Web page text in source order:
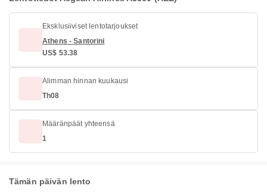
Eksklusiiviset lentotarjoukset
Athens - Santorini
US$ 53.38
Alimman hinnan kuukausi
Th08
Määränpäät yhteensä
1
Tämän päivän lento